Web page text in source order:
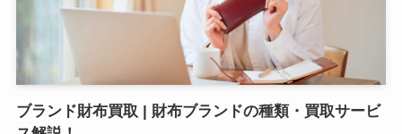
ブランド財布買取 | 財布ブランドの種類・買取サービ